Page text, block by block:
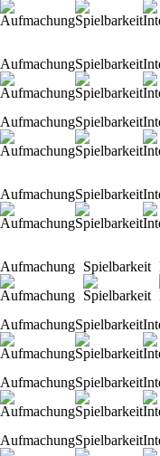
AufmachungSpielbarkeit
AufmachungSpielbarkeit
AufmachungSpielbarkeit
Aufmachung Spielbarkeit
AufmachungSpielbarkeit
AufmachungSpielbarkeit
AufmachungSpielbarkeit